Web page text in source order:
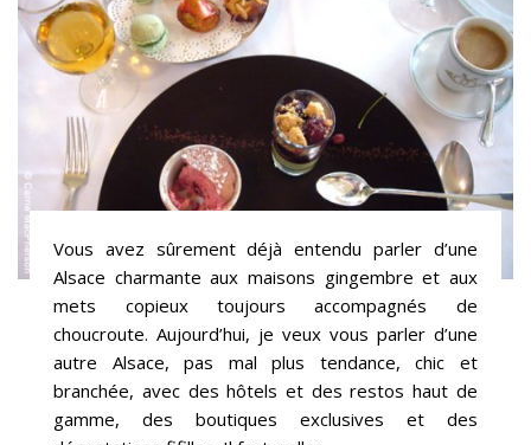
Vous avez sûrement déjà entendu parler d’une
Alsace charmante aux maisons gingembre et aux
mets copieux toujours accompagnés de
choucroute. Aujourd’hui, je veux vous parler d’une
autre Alsace, pas mal plus tendance, chic et
branchée, avec des hôtels et des restos haut de
gamme, des boutiques exclusives et des